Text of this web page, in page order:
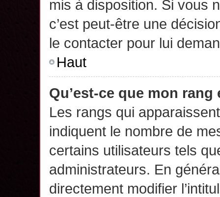
mis à disposition. Si vous
c’est peut-être une
le contacter pour lui
Haut
Qu’est-ce que mon
Les rangs qui
indiquent le nombre de
certains utilisateurs tels
administrateurs. En
directement modifier